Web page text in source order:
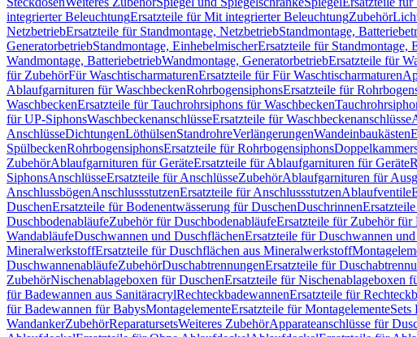
integrierter BeleuchtungErsatzteile für Mit integrierter BeleuchtungZubehör
NetzbetriebErsatzteile für Standmontage, NetzbetriebStandmontage,
GeneratorbetriebStandmontage, EinhebelmischerErsatzteile für Standmontage,
Wandmontage, BatteriebetriebWandmontage, GeneratorbetriebErsatzteile für
für ZubehörFür WaschtischarmaturenErsatzteile für Für Waschtischarmaturen
Ablaufgarnituren für WaschbeckenRohrbogensiphonsErsatzteile für
WaschbeckenErsatzteile für Tauchrohrsiphons für Waschbecken
für UP-SiphonsWaschbeckenanschlüsseErsatzteile für Waschbeckenanschlüsse
AnschlüsseDichtungenLöthülsenStandrohreVerlängerungenWandeinbaukästen
SpülbeckenRohrbogensiphonsErsatzteile für Rohrbogensiphons
ZubehörAblaufgarnituren für GeräteErsatzteile für Ablaufgarnituren für Geräte
SiphonsAnschlüsseErsatzteile für AnschlüsseZubehörAblaufgarnituren für
AnschlussbögenAnschlussstutzenErsatzteile für AnschlussstutzenAblaufventile
DuschenErsatzteile für Bodenentwässerung für DuschenDuschrinnen
DuschbodenabläufeZubehör für DuschbodenabläufeErsatzteile für Zubehör für
WandabläufeDuschwannen und DuschflächenErsatzteile für Duschwannen
MineralwerkstoffErsatzteile für Duschflächen aus Mineralwerkstoff
DuschwannenabläufeZubehörDuschabtrennungenErsatzteile für
ZubehörNischenablageboxen für DuschenErsatzteile für Nischenablageboxen
für Badewannen aus SanitäracrylRechteckbadewannenErsatzteile für
für Badewannen für BabysMontagelementeErsatzteile für MontagelementeSets
WandankerZubehörReparatursetsWeiteres ZubehörApparateanschlüsse für